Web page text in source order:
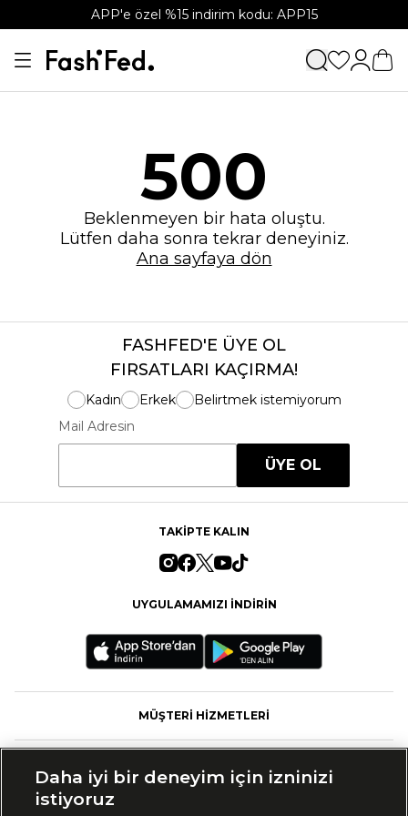
APP'e özel %15 indirim kodu: APP15
500
Beklenmeyen bir hata oluştu.
Lütfen daha sonra tekrar deneyiniz.
Ana sayfaya dön
FASHFED'E ÜYE OL
FIRSATLARI KAÇIRMA!
Kadın Erkek
Belirtmek istemiyorum
Mail Adresin
ÜYE OL
TAKİPTE KALIN
UYGULAMAMIZI İNDİRİN
MÜŞTERİ HİZMETLERİ
Daha iyi bir deneyim için izninizi
istiyoruz